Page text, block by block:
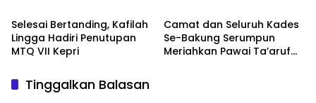
Selesai Bertanding, Kafilah
Lingga Hadiri Penutupan
MTQ VII Kepri
Camat dan Seluruh Kades
Se-Bakung Serumpun
Meriahkan Pawai Ta’aruf
Tinggalkan Balasan